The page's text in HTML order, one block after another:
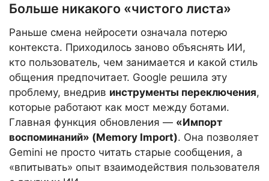
Больше никакого «чистого листа»
Раньше смена нейросети означала потерю
контекста. Приходилось заново объяснять ИИ,
кто пользователь, чем занимается и какой стиль
общения предпочитает. Google решила эту
проблему, внедрив инструменты переключения,
которые работают как мост между ботами.
Главная функция обновления — «Импорт
воспоминаний» (Memory Import). Она позволяет
Gemini не просто читать старые сообщения, а
«впитывать» опыт взаимодействия пользователя